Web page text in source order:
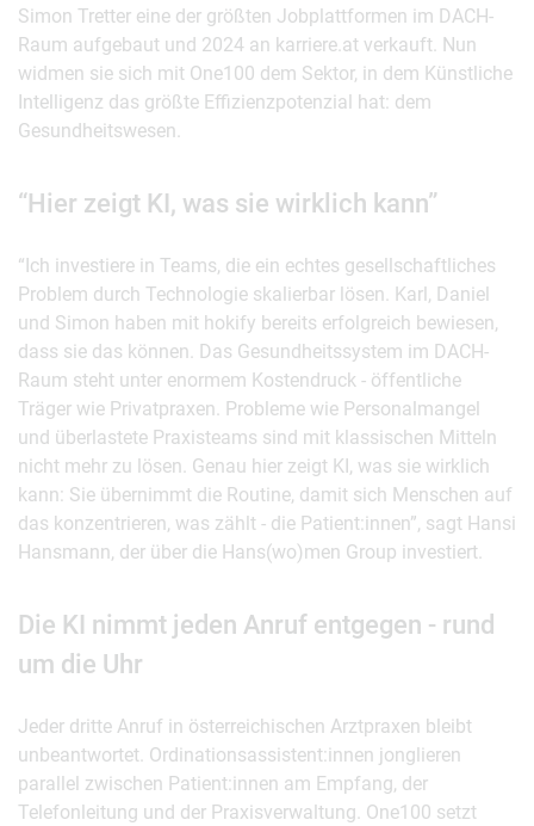
Simon Tretter eine der größten Jobplattformen im DACH-
Raum aufgebaut und 2024 an karriere.at verkauft. Nun
widmen sie sich mit One100 dem Sektor, in dem Künstliche
Intelligenz das größte Effizienzpotenzial hat: dem
Gesundheitswesen.
“Hier zeigt KI, was sie wirklich kann”
“Ich investiere in Teams, die ein echtes gesellschaftliches
Problem durch Technologie skalierbar lösen. Karl, Daniel
und Simon haben mit hokify bereits erfolgreich bewiesen,
dass sie das können. Das Gesundheitssystem im DACH-
Raum steht unter enormem Kostendruck - öffentliche
Träger wie Privatpraxen. Probleme wie Personalmangel
und überlastete Praxisteams sind mit klassischen Mitteln
nicht mehr zu lösen. Genau hier zeigt KI, was sie wirklich
kann: Sie übernimmt die Routine, damit sich Menschen auf
das konzentrieren, was zählt - die Patient:innen”, sagt Hansi
Hansmann, der über die Hans(wo)men Group investiert.
Die KI nimmt jeden Anruf entgegen - rund
um die Uhr
Jeder dritte Anruf in österreichischen Arztpraxen bleibt
unbeantwortet. Ordinationsassistent:innen jonglieren
parallel zwischen Patient:innen am Empfang, der
Telefonleitung und der Praxisverwaltung. One100 setzt